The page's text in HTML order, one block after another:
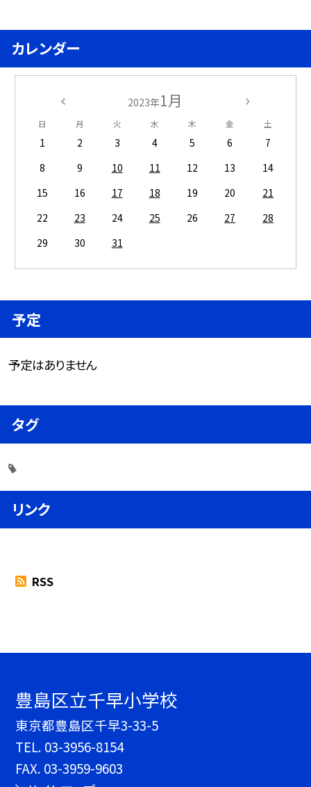
カレンダー
2023年1月
日 月 火 水 木 金 土
1 2 3 4 5 6
7
8
9 10 11 12 13
14
15
16 17 18 19 20
21
22
23 24 25 26 27
28
29
30 31
予定
予定はありません
タグ
リンク
RSS
豊島区立千早小学校
東京都豊島区千早3-33-5
TEL. 03-3956-8154
FAX. 03-3959-9603